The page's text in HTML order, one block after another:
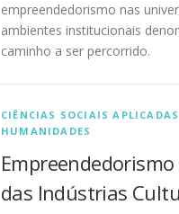
empreendedorismo nas
ambientes institucionais
caminho a ser percorrido.
CIÊNCIAS SOCIAIS APLICADAS
HUMANIDADES
das Indústrias